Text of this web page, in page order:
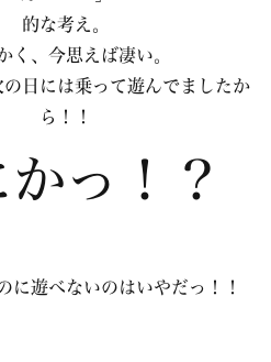
的な考え。
く、今思えば凄い。
日には乗って遊んでましたか
ら！！
かっ！？
に遊べないのはいやだっ！！